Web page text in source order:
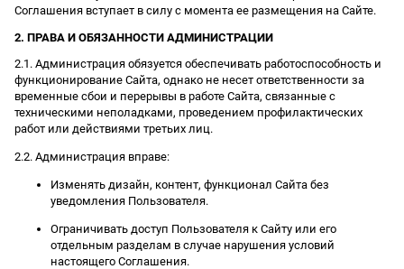
Соглашения вступает в силу с момента ее размещения на Сайте.
2. ПРАВА И ОБЯЗАННОСТИ АДМИНИСТРАЦИИ
2.1. Администрация обязуется обеспечивать работоспособность и
функционирование Сайта, однако не несет ответственности за
временные сбои и перерывы в работе Сайта, связанные с
техническими неполадками, проведением профилактических
работ или действиями третьих лиц.
2.2. Администрация вправе:
Изменять дизайн, контент, функционал Сайта без
уведомления Пользователя.
Ограничивать доступ Пользователя к Сайту или его
отдельным разделам в случае нарушения условий
настоящего Соглашения.